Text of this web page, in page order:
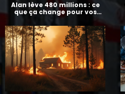
Alan lève 480 millions : ce
que ça change pour vos
assurances